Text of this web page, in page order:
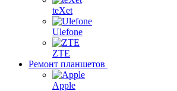
teXet
Ulefone
ZTE
Ремонт планшетов
Apple